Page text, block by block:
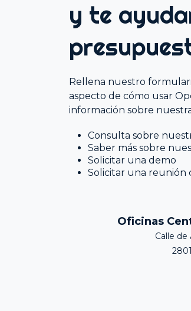
Portal del Empleado
Ausencias y Vacaciones
Encuestas de Recursos
y te
Rellena nuestro
aspecto de cómo usar
información sobre
Consulta sobre
Saber más sobre
Solicitar una demo
Solicitar una reunión
Oficinas
Calle de